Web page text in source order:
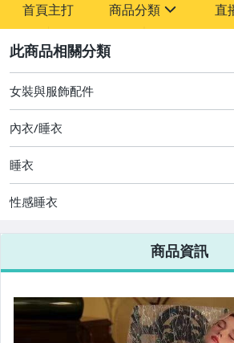
首頁主打 商品分類
古董、藝術與礦石
手機、配件與通訊
美容保養與彩妝
電腦、平板與周邊
相機、攝影與周邊
運動、戶外與休閒
電玩遊戲與主機
直
女裝與服飾配件
內衣/睡衣
睡衣
性感睡衣
商品資訊